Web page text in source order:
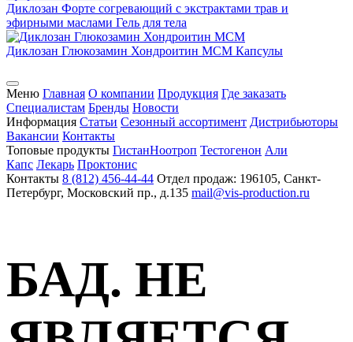
Диклозан Форте согревающий с экстрактами трав и
эфирными маслами Гель для тела
Диклозан Глюкозамин Хондроитин МСМ Капсулы
Меню Главная О компании Продукция Где заказать
Специалистам Бренды Новости
Информация Статьи Сезонный ассортимент Дистрибьюторы
Вакансии Контакты
Топовые продукты ГистанНоотроп Тестогенон Али
Капс Лекарь Проктонис
Контакты 8 (812) 456-44-44 Отдел продаж: 196105, Санкт-
Петербург, Московский пр., д.135 mail@vis-production.ru
БАД. НЕ